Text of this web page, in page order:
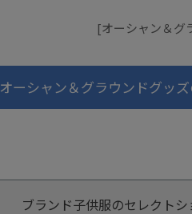
[オーシャン＆グ
オーシャン＆グラウンドグッ
ブランド子供服のセレクトシ